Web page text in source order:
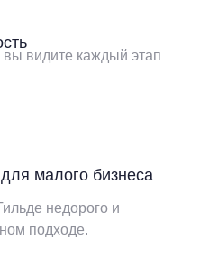
видите каждый этап
малого бизнеса
недорого и
подходе.